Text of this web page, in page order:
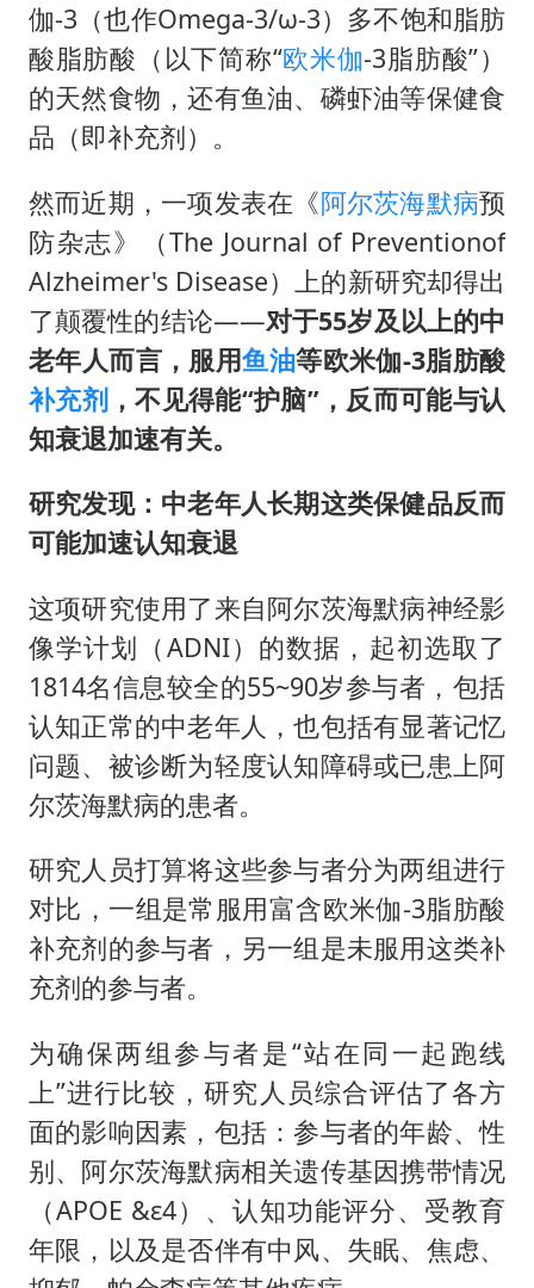
伽-3（也作Omega-3/ω-3）多不饱和脂肪
酸脂肪酸（以下简称“欧米伽-3脂肪酸”）
的天然食物，还有鱼油、磷虾油等保健食
品（即补充剂）。
然而近期，一项发表在《阿尔茨海默病预
防杂志》（The Journal of Preventionof
Alzheimer's Disease）上的新研究却得出
了颠覆性的结论——对于55岁及以上的中
老年人而言，服用鱼油等欧米伽-3脂肪酸
补充剂，不见得能“护脑”，反而可能与认
知衰退加速有关。
研究发现：中老年人长期这类保健品反而
可能加速认知衰退
这项研究使用了来自阿尔茨海默病神经影
像学计划（ADNI）的数据，起初选取了
1814名信息较全的55~90岁参与者，包括
认知正常的中老年人，也包括有显著记忆
问题、被诊断为轻度认知障碍或已患上阿
尔茨海默病的患者。
研究人员打算将这些参与者分为两组进行
对比，一组是常服用富含欧米伽-3脂肪酸
补充剂的参与者，另一组是未服用这类补
充剂的参与者。
为确保两组参与者是“站在同一起跑线
上”进行比较，研究人员综合评估了各方
面的影响因素，包括：参与者的年龄、性
别、阿尔茨海默病相关遗传基因携带情况
（APOE &ε4）、认知功能评分、受教育
年限，以及是否伴有中风、失眠、焦虑、